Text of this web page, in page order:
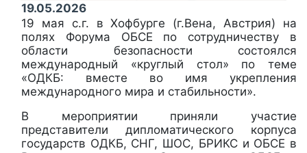
19.05.2026
19 мая с.г. в Хофбурге (г.Вена, Австрия) на
полях Форума ОБСЕ по сотрудничеству в
области безопасности состоялся
международный «круглый стол» по теме
«ОДКБ: вместе во имя укрепления
международного мира и стабильности».
В мероприятии приняли участие
представители дипломатического корпуса
государств ОДКБ, СНГ, ШОС, БРИКС и ОБСЕ в